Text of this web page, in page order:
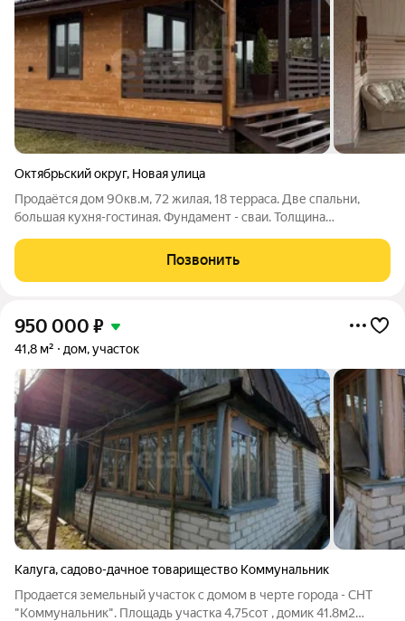
Октябрьский округ, Новая улица
Продаётся дом 90кв.м, 72 жилая, 18 терраса. Две спальни,
большая кухня-гостиная. Фундамент - сваи. Толщина
влагозащита конструкций кровли и пола. В конструкции пола
предусмотрена металлическая сетка
Позвонить
950 000 ₽
41,8 м² дом, участок
Калуга,садово-дачное товарищество Коммунальник
Пpoдаeтся земeльный учaсток с домом в черте города - СНТ
"Коммунaльник". Площадь участка 4,75сот , домик 41.8м2